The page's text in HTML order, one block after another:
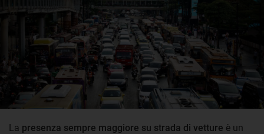
La presenza sempre maggiore su strada di vetture è un